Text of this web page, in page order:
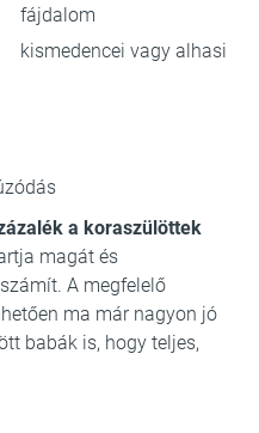
fájdalom
kismedencei vagy alhasi
a koraszülöttek
magát és
A megfelelő
ma már nagyon jó
babák is, hogy teljes,